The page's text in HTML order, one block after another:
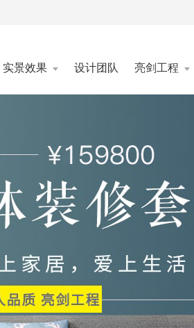
实景效果 设计团队 亮剑工程